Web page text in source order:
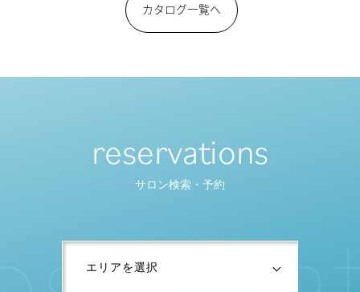
カタログ一覧へ
reservations
サロン検索・予約